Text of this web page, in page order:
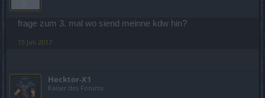
frage zum 3. mal wo siend meinne kdw hin?
15 Juli 2017
Hecktor-X1
Kaiser des Forums